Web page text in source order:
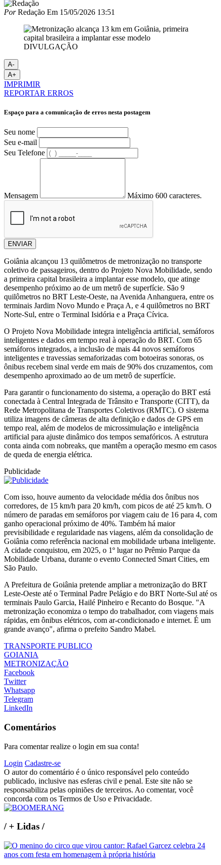
PorRedação Em 15/05/2026 13:51
DIVULGAÇÃO
A-
A+
IMPRIMIR
REPORTAR ERROS
Espaço para a comunicação de erros nesta postagem
Seu nome
Seu e-mail
Seu Telefone
Mensagem Máximo 600 caracteres.
ENVIAR
Goiânia alcançou 13 quilômetros de metronização no transporte
coletivo de passageiros, dentro do Projeto Nova Mobilidade, sendo
a primeira capital brasileira a implantar esse modelo, que atinge
desempenho próximo ao de um metrô de superfície. São 9
quilômetros no BRT Leste-Oeste, na Avenida Anhanguera, entre os
terminais Jardim Novo Mundo e Praça A, e 4 quilômetros no BRT
Norte-Sul, entre o Terminal Isidória e a Praça Cívica.
O Projeto Nova Mobilidade integra inteligência artificial, semáforos
inteligentes e dados em tempo real à operação do BRT. Com 65
semáforos integrados, a inclusão de mais 44 novos semáforos
inteligentes e travessias semaforizadas com botoeiras sonoras, os
ônibus recebem sinal verde em mais de 90% dos cruzamentos, com
desempenho aproximado ao de um metrô de superfície.
Para garantir o funcionamento do sistema, a operação do BRT está
conectada à Central Integrada de Trânsito e Transporte (CITT), da
Rede Metropolitana de Transportes Coletivos (RMTC). O sistema
utiliza imagens de câmeras de alta definição e dados de GPS em
tempo real, além de modelos de microssimulação e inteligência
artificial para ajuste dinâmico dos tempos semafóricos. A estrutura
conta ainda com nobreaks, que mantêm a operação mesmo em casos
de queda de energia elétrica.
Publicidade
Com isso, houve aumento da velocidade média dos ônibus nos
corredores, de 15 km/h para 20 km/h, com picos de até 25 km/h. O
número de paradas em semáforos por viagem caiu de 16 para 4, com
ganho operacional próximo de 40%. Também há maior
previsibilidade e regularidade nas viagens, além da consolidação de
Goiânia como referência nacional em mobilidade urbana inteligente.
A cidade conquistou, em 2025, o 1º lugar no Prêmio Parque da
Mobilidade Urbana, durante o evento Connected Smart Cities, em
São Paulo.
A Prefeitura de Goiânia pretende ampliar a metronização do BRT
Leste-Oeste até o Terminal Padre Pelágio e do BRT Norte-Sul até os
terminais Paulo Garcia, Hailé Pinheiro e Recanto do Bosque. "A
metronização economiza o tempo do trabalhador, com viagens mais
rápidas, em ônibus elétricos, com ar-condicionado e internet. É um
grande avanço", afirma o prefeito Sandro Mabel.
TRANSPORTE PUBLICO
GOIANIA
METRONIZAÇÃO
Facebook
Twitter
Whatsapp
Telegram
LinkedIn
Comentários
Para comentar realize o login em sua conta!
Login Cadastre-se
O autor do comentário é o único responsável pelo conteúdo
publicado, inclusive nas esferas civil e penal. Este site não se
responsabiliza pelas opiniões de terceiros. Ao comentar, você
concorda com os Termos de Uso e Privacidade.
/+ Lidas /